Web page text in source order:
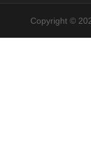
Copyright ©